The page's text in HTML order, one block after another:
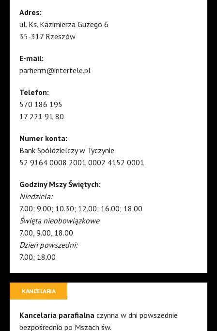
Adres:
ul. Ks. Kazimierza Guzego 6
35-317 Rzeszów
E-mail:
parherm@intertele.pl
Telefon:
570 186 195
17 221 91 80
Numer konta:
Bank Spółdzielczy w Tyczynie
52 9164 0008 2001 0002 4152 0001
Godziny Mszy Świętych:
Niedziela:
7.00; 9.00; 10.30; 12.00; 16.00; 18.00
Święta nieobowiązkowe
7.00, 9.00, 18.00
Dzień powszedni:
7.00; 18.00
KANCELARIA
Kancelaria parafialna czynna w dni powszednie
bezpośrednio po Mszach św.